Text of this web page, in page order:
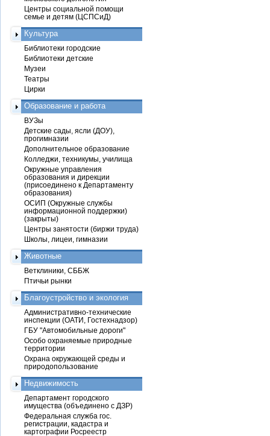
Центры социальной помощи
семье и детям (ЦСПСиД)
Культура
Библиотеки городские
Библиотеки детские
Музеи
Театры
Цирки
Образование и работа
ВУЗы
Детские сады, ясли (ДОУ),
прогимназии
Дополнительное образование
Колледжи, техникумы, училища
Окружные управления
образования и дирекции
(присоединено к Департаменту
образования)
ОСИП (Окружные службы
информационной поддержки)
(закрыты)
Центры занятости (биржи труда)
Школы, лицеи, гимназии
Животные
Ветклиники, СББЖ
Птичьи рынки
Благоустройство и экология
Административно-технические
инспекции (ОАТИ, Гостехнадзор)
ГБУ "Автомобильные дороги"
Особо охраняемые природные
территории
Охрана окружающей среды и
природопользование
Недвижимость
Департамент городского
имущества (объединено с ДЗР)
Федеральная служба гос.
регистрации, кадастра и
картографии Росреестр